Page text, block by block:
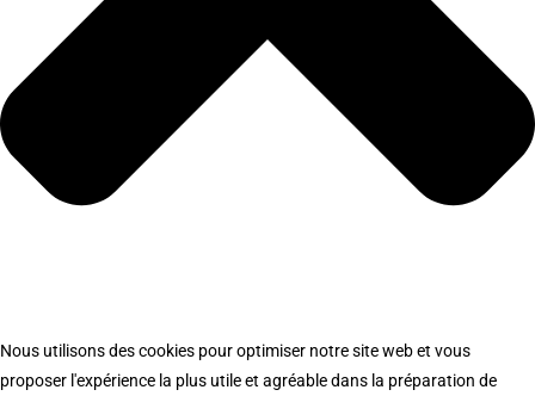
Nous utilisons des cookies pour optimiser notre site web et vous
proposer l'expérience la plus utile et agréable dans la préparation de